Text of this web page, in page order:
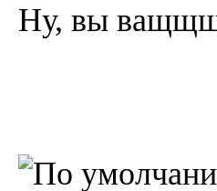
Ну, вы